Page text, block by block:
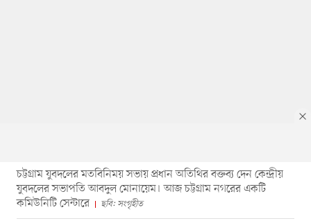
চট্টগ্রাম যুবদলের মতবিনিময় সভায় প্রধান অতিথির বক্তব্য দেন কেন্দ্রীয়
যুবদলের সভাপতি আবদুল মোনায়েম। আজ চট্টগ্রাম নগরের একটি
কমিউনিটি সেন্টারে
ছবি: সংগৃহীত